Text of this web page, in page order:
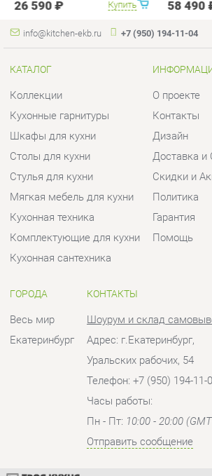
Шкафы для кухни
Стулья для кухни
Мягкая мебель для кухни
Кухонная техника
Комплектующие для кухни
Кухонная сантехника
Дизайн
Скидки и
Политика
Гарантия
Помощь
Весь мир
Екатеринбург
Шоурум и склад
Адрес: г.Екатеринбург,
Часы работы:
Отправить сообщение
© 2009-2026 Кухни